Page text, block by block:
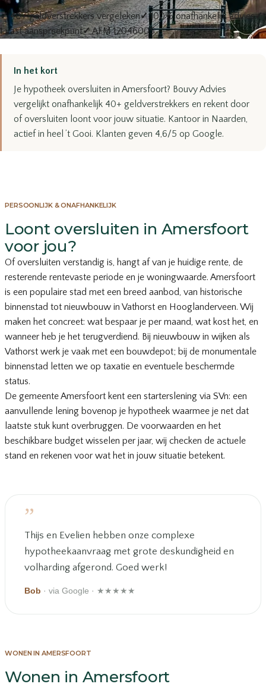
✓40+ geldverstrekkers vergeleken✓100% onafhankelijk advies✓
1 vast aanspreekpunt✓AFM 12046005
In het kort
Je hypotheek oversluiten in Amersfoort? Bouvy Advies
vergelijkt onafhankelijk 40+ geldverstrekkers en rekent door
of oversluiten loont voor jouw situatie. Kantoor in Naarden,
actief in heel ’t Gooi. Klanten geven 4,6/5 op Google.
PERSOONLIJK & ONAFHANKELIJK
Loont oversluiten in Amersfoort
voor jou?
Of oversluiten verstandig is, hangt af van je huidige rente, de
resterende rentevaste periode en je woningwaarde. Amersfoort
is een populaire stad met een breed aanbod, van historische
binnenstad tot nieuwbouw in Vathorst en Hooglanderveen. Wij
maken het concreet: wat bespaar je per maand, wat kost het, en
wanneer heb je het terugverdiend. Bij nieuwbouw in wijken als
Vathorst werk je vaak met een bouwdepot; bij de monumentale
binnenstad letten we op taxatie en eventuele beschermde
status.
De gemeente Amersfoort kent een starterslening via SVn: een
aanvullende lening bovenop je hypotheek waarmee je net dat
laatste stuk kunt overbruggen. De voorwaarden en het
beschikbare budget wisselen per jaar, wij checken de actuele
stand en rekenen voor wat het in jouw situatie betekent.
”
Thijs en Evelien hebben onze complexe
hypotheekaanvraag met grote deskundigheid en
volharding afgerond. Goed werk!
Bob · via Google · ★★★★★
WONEN IN AMERSFOORT
Wonen in Amersfoort